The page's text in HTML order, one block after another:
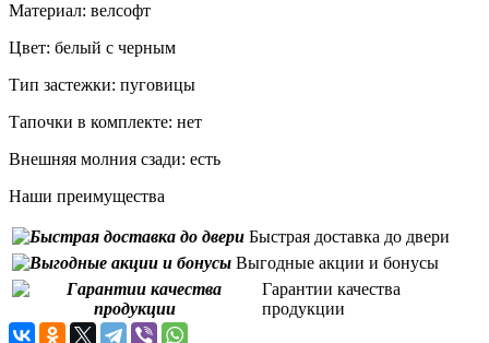
Материал: велсофт
Цвет: белый с черным
Тип застежки: пуговицы
Тапочки в комплекте: нет
Внешняя молния сзади: есть
Наши преимущества
Быстрая доставка до двери
Выгодные акции и бонусы
Гарантии качества
продукции